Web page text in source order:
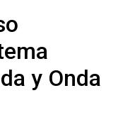
y Onda